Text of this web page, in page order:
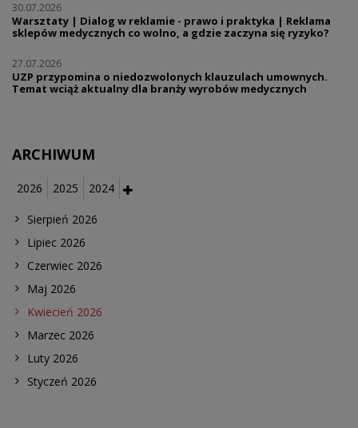
30.07.2026
Warsztaty | Dialog w reklamie - prawo i praktyka | Reklama
sklepów medycznych co wolno, a gdzie zaczyna się ryzyko?
27.07.2026
UZP przypomina o niedozwolonych klauzulach umownych.
Temat wciąż aktualny dla branży wyrobów medycznych
ARCHIWUM
2026 2025 2024
Sierpień 2026
Lipiec 2026
Czerwiec 2026
Maj 2026
Kwiecień 2026
Marzec 2026
Luty 2026
Styczeń 2026